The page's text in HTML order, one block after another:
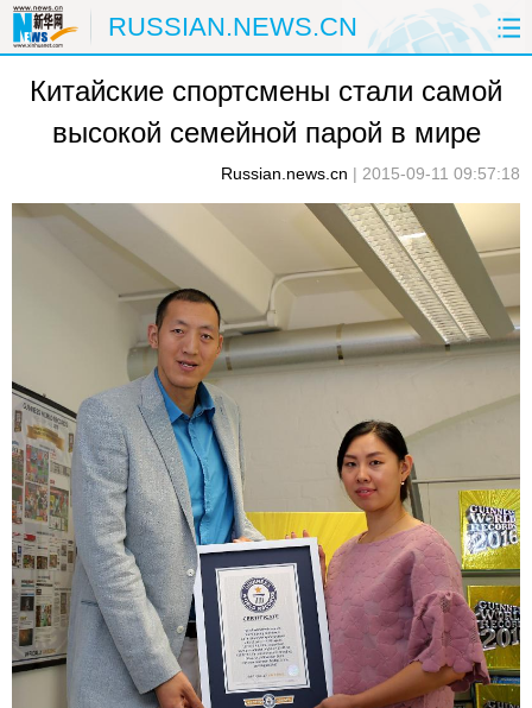
RUSSIAN.NEWS.CN
ГЛАВНАЯ КИТАЙ РФ И СНГ
В МИРЕ ЭКОНОМИКА ОБЩЕСТВО
НАУКА ПРИРОДА КУЛЬТУРА
ЗДОРОВЬЕ ФОТОЛЕНТЫ
Китайские спортсмены стали самой
высокой семейной парой в мире
Russian.news.cn | 2015-09-11 09:57:18